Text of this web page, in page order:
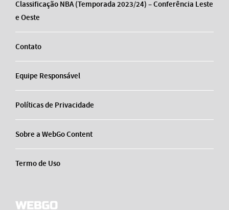
Classificação NBA (Temporada 2023/24) – Conferência Leste
e Oeste
Contato
Equipe Responsável
Políticas de Privacidade
Sobre a WebGo Content
Termo de Uso